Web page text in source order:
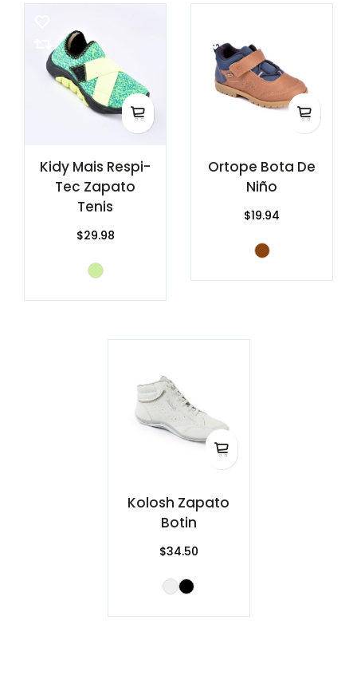
Kidy Mais Respi-
Tec Zapato
Tenis
$29.98
Ortope Bota De
Niño
$19.94
Kolosh Zapato
Botin
$34.50